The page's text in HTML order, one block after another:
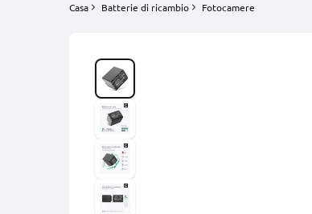
Casa Batterie di ricambio Fotocamere